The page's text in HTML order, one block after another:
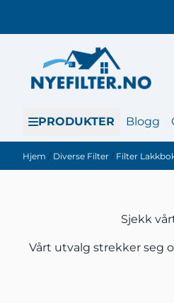
PRODUKTER Blogg
Hjem / Diverse Filter / Filter
Sjekk
Vårt utvalg strekker seg